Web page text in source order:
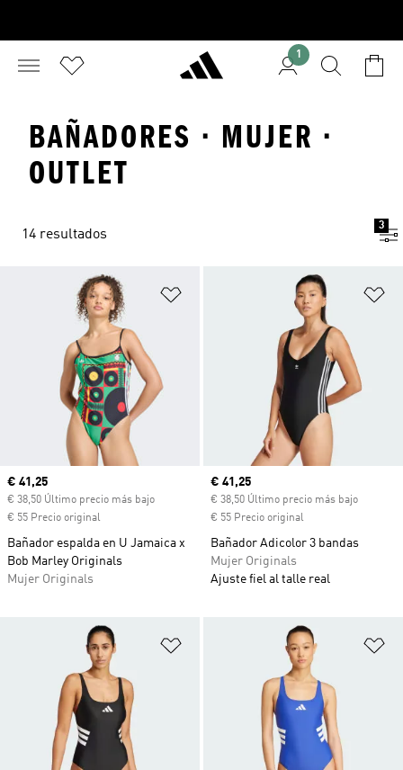
1
BAÑADORES · MUJER ·
OUTLET
14 resultados
3
Añadir a la lista de deseos
Precio actual
€ 41,25
€ 38,50 Último precio más bajo
€ 55 Precio original
Bañador espalda en U Jamaica x
Bob Marley Originals
Mujer Originals
Precio actual
€ 41,25
€ 38,50 Último precio más bajo
€ 55 Precio original
Bañador Adicolor 3 bandas
Mujer Originals
Ajuste fiel al talle real
Añadir a la lista de deseos